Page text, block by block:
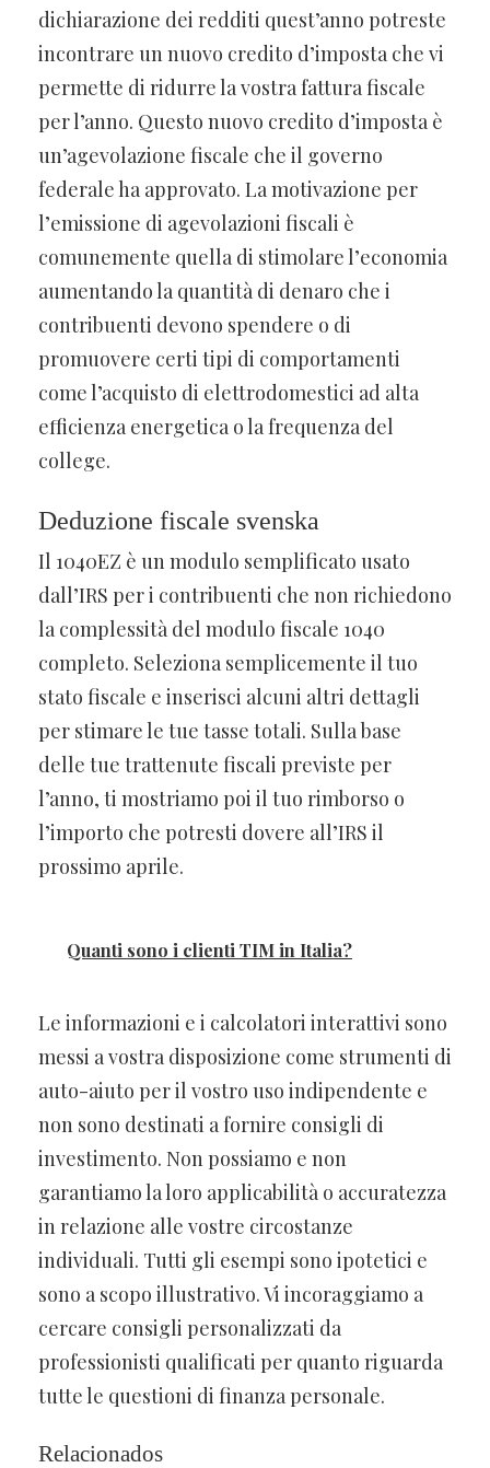
dichiarazione dei redditi quest’anno potreste
incontrare un nuovo credito d’imposta che vi
permette di ridurre la vostra fattura fiscale
per l’anno. Questo nuovo credito d’imposta è
un’agevolazione fiscale che il governo
federale ha approvato. La motivazione per
l’emissione di agevolazioni fiscali è
comunemente quella di stimolare l’economia
aumentando la quantità di denaro che i
contribuenti devono spendere o di
promuovere certi tipi di comportamenti
come l’acquisto di elettrodomestici ad alta
efficienza energetica o la frequenza del
college.
Deduzione fiscale svenska
Il 1040EZ è un modulo semplificato usato
dall’IRS per i contribuenti che non richiedono
la complessità del modulo fiscale 1040
completo. Seleziona semplicemente il tuo
stato fiscale e inserisci alcuni altri dettagli
per stimare le tue tasse totali. Sulla base
delle tue trattenute fiscali previste per
l’anno, ti mostriamo poi il tuo rimborso o
l’importo che potresti dovere all’IRS il
prossimo aprile.
Quanti sono i clienti TIM in Italia?
Le informazioni e i calcolatori interattivi sono
messi a vostra disposizione come strumenti di
auto-aiuto per il vostro uso indipendente e
non sono destinati a fornire consigli di
investimento. Non possiamo e non
garantiamo la loro applicabilità o accuratezza
in relazione alle vostre circostanze
individuali. Tutti gli esempi sono ipotetici e
sono a scopo illustrativo. Vi incoraggiamo a
cercare consigli personalizzati da
professionisti qualificati per quanto riguarda
tutte le questioni di finanza personale.
Relacionados